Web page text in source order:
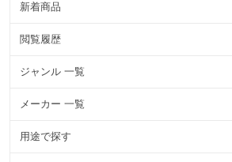
新着商品
閲覧履歴
ジャンル 一覧
メーカー 一覧
用途で探す